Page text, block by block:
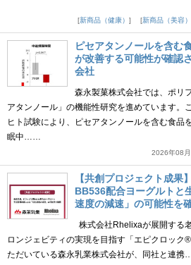
新商品（健康）
新商品（美容）
ピセアタンノールを含む
が改善する可能性が確認
会社
森永製菓株式会社では、ポリ
アタンノール」の機能性研究を進めています。
ヒト試験により、ピセアタンノールを含む食品
眠中……
2026年08
【共創プロジェクト成果
BB536配合ヨーグルトと
速度の減速」の可能性を
株式会社Rhelixaが展開する
ロンジェビティの実現を目指す「エピクロック
ただいている森永乳業株式会社が、同社と連